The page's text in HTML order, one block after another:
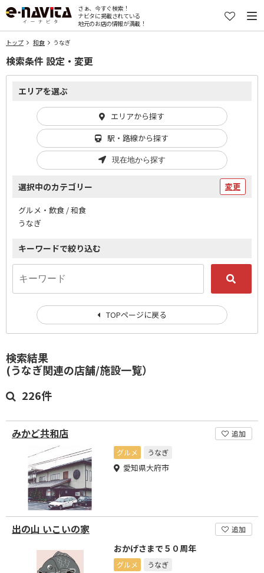
さぁ、今すぐ検索！
ナビタに掲載されている
地元のお店の情報が満載！
トップ 和食 うなぎ
検索結果
(うなぎ関連の店舗/施設一覧）
226件
みかど共和店
追加
グルメ
うなぎ
愛知県大府市
出の山 いこいの家 追加
おかげさまで５０周年
グルメ うなぎ
検索条件 設定・変更
エリアを選ぶ
エリアから探す
駅・路線から探す
現在地から探す
選択中のカテゴリー 変更
グルメ・飲食 / 和食
うなぎ
キーワードで絞り込む
TOPページに戻る